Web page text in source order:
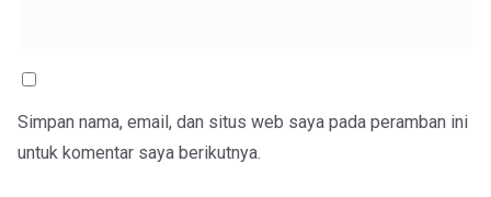
Simpan nama, email, dan situs web saya pada peramban ini
untuk komentar saya berikutnya.